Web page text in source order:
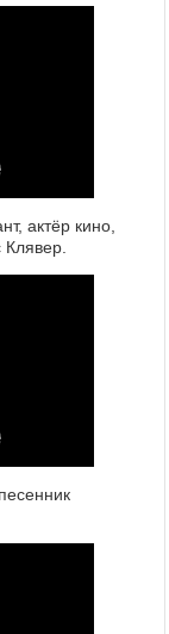
актёр кино,